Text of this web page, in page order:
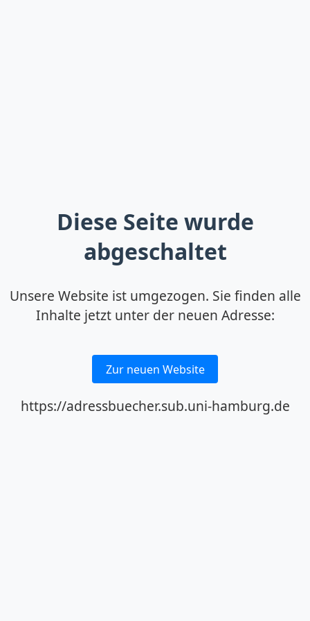
Diese Seite wurde
abgeschaltet
Unsere Website ist umgezogen. Sie finden alle
Inhalte jetzt unter der neuen Adresse:
Zur neuen Website
https://adressbuecher.sub.uni-hamburg.de